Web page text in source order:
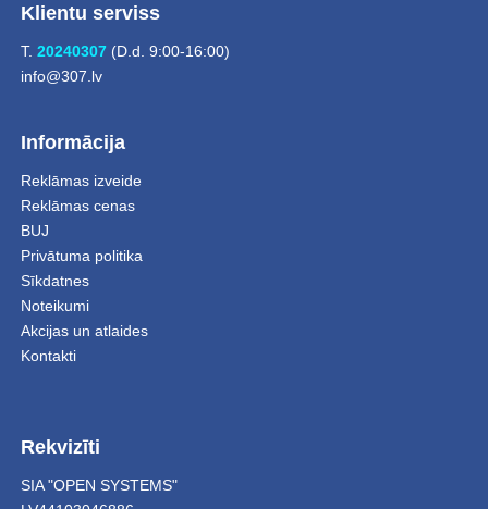
Klientu serviss
T. 20240307(D.d. 9:00-16:00)
info@307.lv
Informācija
Reklāmas izveide
Reklāmas cenas
BUJ
Privātuma politika
Sīkdatnes
Noteikumi
Akcijas un atlaides
Kontakti
Rekvizīti
SIA "OPEN SYSTEMS"